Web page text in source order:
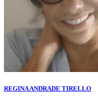
REGINA ANDRADE TIRELLO